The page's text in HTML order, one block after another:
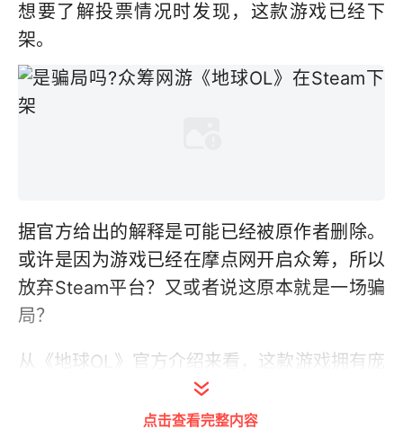
想要了解投票情况时发现，这款游戏已经下
架。
据官方给出的解释是可能已经被原作者删除。
或许是因为游戏已经在摩点网开启众筹，所以
放弃Steam平台？又或者说这原本就是一场骗
局？
从《地球OL》官方介绍来看，这款游戏拥有庞
大的开放世界、自由的捏脸系统以及高度自由
的婚姻和社会系统。乍一看，这款游戏无疑是
点击查看完整内容